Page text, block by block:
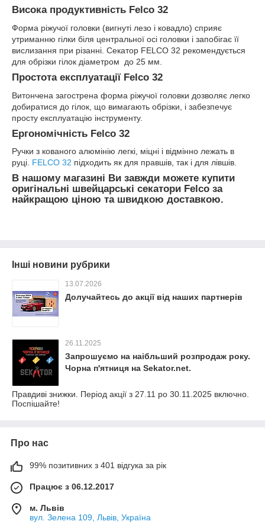
Висока продуктивність Felco 32
Форма ріжучої головки (вигнуті лезо і ковадло) сприяє
утриманню гілки біля центральної осі головки і запобігає її
вислизання при різанні. Секатор FELCO 32 рекомендується
для обрізки гілок діаметром до 25 мм.
Простота експлуатації Felco 32
Витончена загострена форма ріжучої головки дозволяє легко
добиратися до гілок, що вимагають обрізки, і забезпечує
просту експлуатацію інструменту.
Ергономічність Felco 32
Ручки з кованого алюмінію легкі, міцні і відмінно лежать в
руці. FELCO 32 підходить як для правшів, так і для лівшів.
В нашому магазині Ви завжди можете купити
оригінальні швейцарські секатори Felco за
найкращою ціною та швидкою доставкою.
Інші новини рубрики
13.07.2026
Долучайтесь до акції від наших партнерів
26.11.2025
Запрошуємо на наібльший розпродаж року.
Чорна п'ятниця на Sekator.net.
Правдиві знижки. Період акції з 27.11 ро 30.11.2025 включно.
Поспішайте!
Про нас
99% позитивних з 401 відгука за рік
Працює з 06.12.2017
м. Львів
вул. Зелена 109, Львів, Україна